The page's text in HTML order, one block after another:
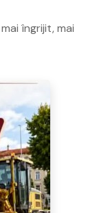
îngrijit, mai